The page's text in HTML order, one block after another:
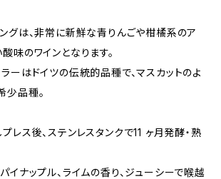
グは、非常に新鮮な青りんごや柑橘系のア
味のワインとなります。
ーはドイツの伝統的品種で、マスカットのよ
少品種。
レス後、ステンレスタンクで11 ヶ月発酵・熟
イナップル、ライムの香り、ジューシーで喉越